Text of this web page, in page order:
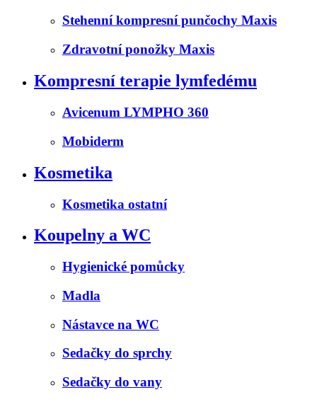
Stehenní kompresní punčochy Maxis
Zdravotní ponožky Maxis
Kompresní terapie lymfedému
Avicenum LYMPHO 360
Mobiderm
Kosmetika
Kosmetika ostatní
Koupelny a WC
Hygienické pomůcky
Madla
Nástavce na WC
Sedačky do sprchy
Sedačky do vany